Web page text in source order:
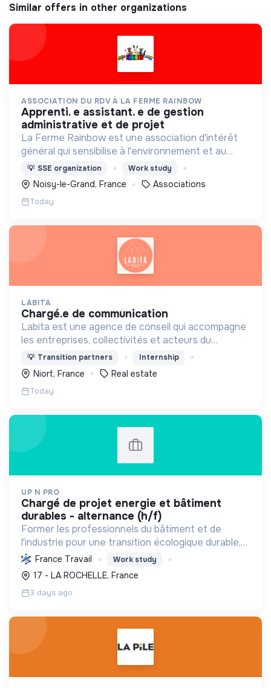
Similar offers in other organizations
ASSOCIATION DU RDV À LA FERME RAINBOW
apprenti. e assistant. e de gestion
administrative et de projet
La Ferme Rainbow est une association d'intérêt
général qui sensibilise à l'environnement et au
bien-être animal, tout en favorisant l'insertion
professionnelle via son Atelier et Chantier
d'Insertion.
💡 SSE organization Work study
Noisy-le-Grand, France Associations
Today
LABITA
chargé.e de communication
Labita est une agence de conseil qui accompagne
les entreprises, collectivités et acteurs du
logement spécifiquement dans leurs
transformations stratégiques et opérationnelles.
💡 Transition partners Internship
Niort, France Real estate
Today
UP N PRO
chargé de projet energie et bâtiment
durables - alternance (h/f)
Former les professionnels du bâtiment et de
l'industrie pour une transition écologique durable,
en développant des compétences en rénovation
énergétique, digital et HSE, garantissant des
emplois péren...
France Travail Work study
17 - LA ROCHELLE, France
3 days ago